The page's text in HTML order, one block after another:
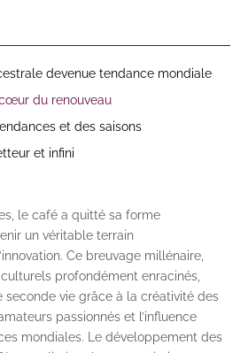
devenue tendance mondiale
du renouveau
et des saisons
et infini
le café a quitté sa forme
un véritable terrain
Ce breuvage millénaire,
profondément enracinés,
seconde vie grâce à la créativité des
passionnés et l’influence
mondiales. Le développement des